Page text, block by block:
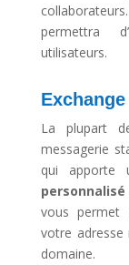
permettra
utilisateurs.
La plupart
messagerie
qui apporte
personnalisé
vous permet
votre
domaine.